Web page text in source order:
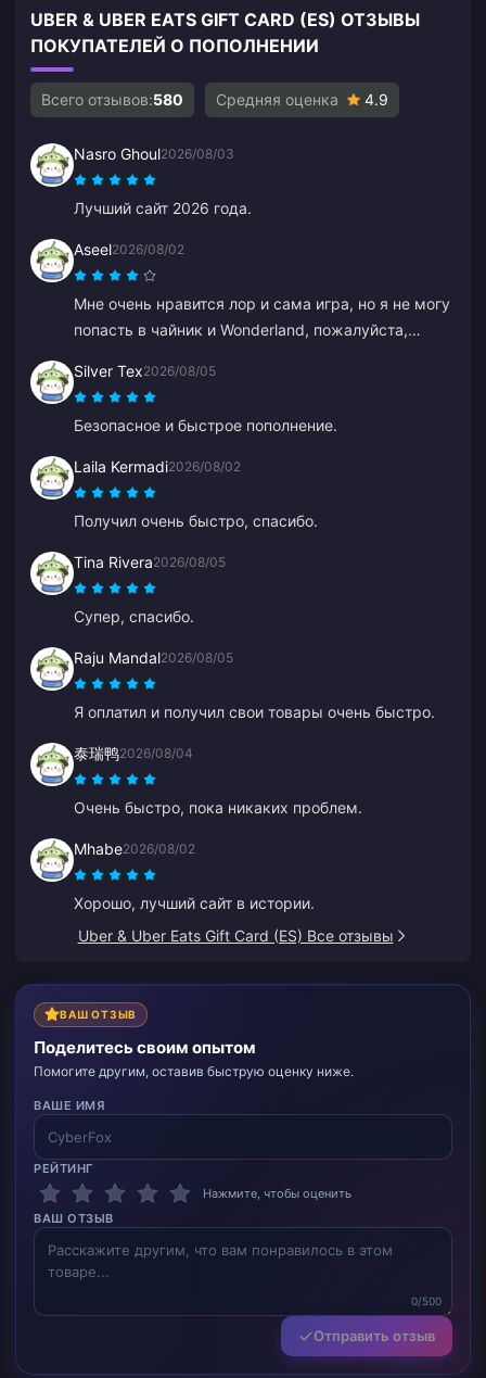
UBER & UBER EATS GIFT CARD (ES) ОТЗЫВЫ
ПОКУПАТЕЛЕЙ О ПОПОЛНЕНИИ
Всего отзывов:580 Средняя оценка 4.9
Nasro Ghoul2026/08/03
Лучший сайт 2026 года.
Aseel2026/08/02
Мне очень нравится лор и сама игра, но я не могу
попасть в чайник и Wonderland, пожалуйста,
Silver Tex2026/08/05
Безопасное и быстрое пополнение.
Laila Kermadi2026/08/02
Получил очень быстро, спасибо.
Tina Rivera2026/08/05
Супер, спасибо.
Raju Mandal2026/08/05
Я оплатил и получил свои товары очень быстро.
泰瑞鸭2026/08/04
Очень быстро, пока никаких проблем.
Mhabe2026/08/02
Хорошо, лучший сайт в истории.
Uber & Uber Eats Gift Card (ES) Все отзывы
ВАШ ОТЗЫВ
Поделитесь своим опытом
Помогите другим, оставив быструю оценку ниже.
ВАШЕ ИМЯ
РЕЙТИНГ
Нажмите, чтобы оценить
ВАШ ОТЗЫВ
0/500
Отправить отзыв